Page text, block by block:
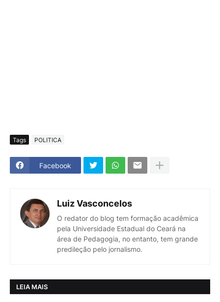
Tags POLITICA
Facebook
Luiz Vasconcelos
O redator do blog tem formação acadêmica
pela Universidade Estadual do Ceará na
área de Pedagogia, no entanto, tem grande
predileção pelo jornalismo.
LEIA MAIS